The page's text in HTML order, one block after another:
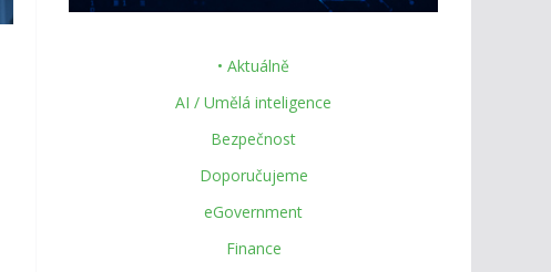
• Aktuálně
AI / Umělá inteligence
Bezpečnost
Doporučujeme
eGovernment
Finance